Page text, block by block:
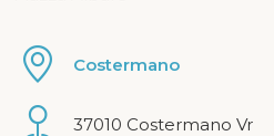
Costermano
37010 Costermano Vr